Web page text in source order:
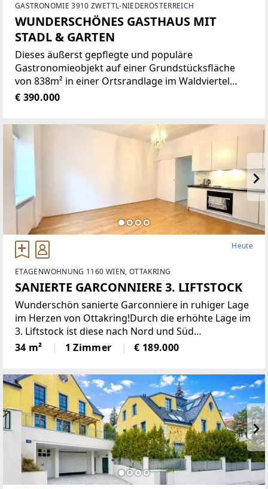
GASTRONOMIE 3910 ZWETTL-NIEDERÖSTERREICH
WUNDERSCHÖNES GASTHAUS MIT
STADL & GARTEN
Dieses äußerst gepflegte und populäre
Gastronomieobjekt auf einer Grundstücksfläche
von 838m² in einer Ortsrandlage im Waldviertel
bietet eine Vielzahl von Nutzungsmöglichkeiten wie
€ 390.000
Heute
ETAGENWOHNUNG 1160 WIEN, OTTAKRING
SANIERTE GARCONNIERE 3. LIFTSTOCK
Wunderschön sanierte Garconniere in ruhiger Lage
im Herzen von Ottakring!Durch die erhöhte Lage im
3. Liftstock ist diese nach Nord und Süd
ausgerichtete Wohnung sehr hell und bietet eine
angenehme Wohnatmosphäre. Sie verfügt über
34 m² 1 Zimmer € 189.000